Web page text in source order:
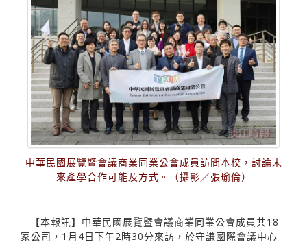
中華民國展覽暨會議商業同業公會成員訪問本校，討論未
來產學合作可能及方式。（攝影／張瑜倫）
【本報訊】中華民國展覽暨會議商業同業公會成員共18
家公司，1月4日下午2時30分來訪，於守謙國際會議中心